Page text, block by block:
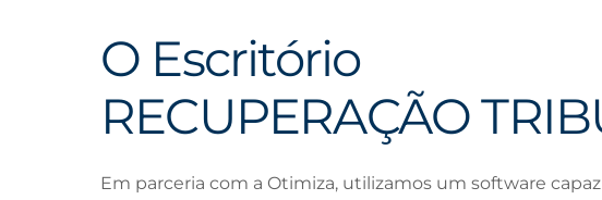
O Escritório
RECUPERAÇÃO
Em parceria com a Otimiza, utilizamos um software